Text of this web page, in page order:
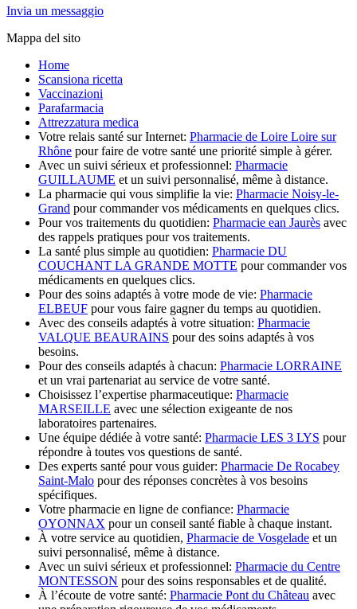
Invia un messaggio
Mappa del sito
Home
Scansiona ricetta
Vaccinazioni
Parafarmacia
Attrezzatura medica
Votre relais santé sur Internet: Pharmacie de Loire Loire sur
Rhône pour faire de votre santé une priorité simple à gérer.
Avec un suivi sérieux et professionnel: Pharmacie
GUILLAUME et un suivi personnalisé, même à distance.
La pharmacie qui vous simplifie la vie: Pharmacie Noisy-le-
Grand pour commander vos médicaments en quelques clics.
Pour vos traitements du quotidien: Pharmacie ean Jaurès avec
des rappels pratiques pour vos traitements.
La santé plus simple au quotidien: Pharmacie DU
COUCHANT LA GRANDE MOTTE pour commander vos
médicaments en quelques clics.
Pour des soins adaptés à votre mode de vie: Pharmacie
ELBEUF pour vous faire gagner du temps au quotidien.
Avec des conseils adaptés à votre situation: Pharmacie
VALQUE BEAURAINS pour des soins adaptés à vos
besoins.
Pour des conseils adaptés à chacun: Pharmacie LORRAINE
et un vrai partenariat au service de votre santé.
Choisissez l’expertise pharmaceutique: Pharmacie
MARSEILLE avec une sélection exigeante de nos
laboratoires partenaires.
Une équipe dédiée à votre santé: Pharmacie LES 3 LYS pour
répondre à toutes vos questions de santé.
Des experts santé pour vous guider: Pharmacie De Rocabey
Saint-Malo pour des réponses concrètes à vos besoins
spécifiques.
Votre pharmacie en ligne de confiance: Pharmacie
OYONNAX pour un conseil santé fiable à chaque instant.
À votre service au quotidien, Pharmacie de Vosgelade et un
suivi personnalisé, même à distance.
Avec un suivi sérieux et professionnel: Pharmacie du Centre
MONTESSON pour des soins responsables et de qualité.
À l’écoute de votre santé: Pharmacie Pont du Château avec